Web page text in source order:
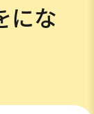
にな